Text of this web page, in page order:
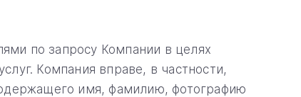
по запросу Компании в целях
Компания вправе, в частности,
имя, фамилию, фотографию